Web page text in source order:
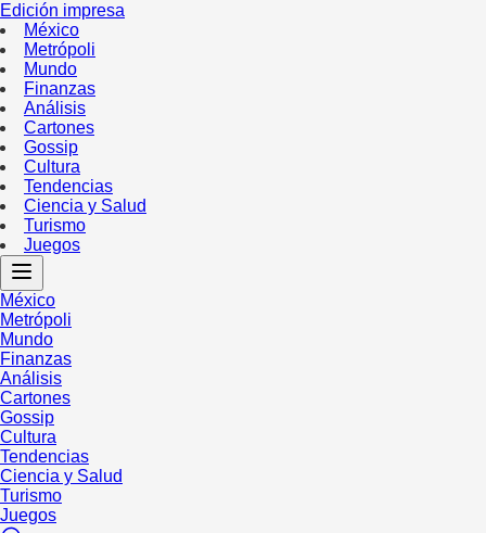
Edición impresa
México
Metrópoli
Mundo
Finanzas
Análisis
Cartones
Gossip
Cultura
Tendencias
Ciencia y Salud
Turismo
Juegos
México
Metrópoli
Mundo
Finanzas
Análisis
Cartones
Gossip
Cultura
Tendencias
Ciencia y Salud
Turismo
Juegos